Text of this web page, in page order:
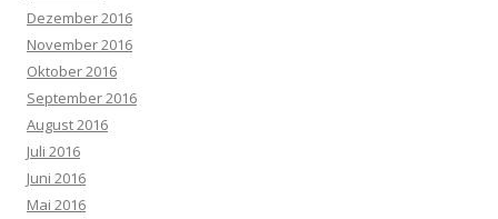
Dezember 2016
November 2016
Oktober 2016
September 2016
August 2016
Juli 2016
Juni 2016
Mai 2016